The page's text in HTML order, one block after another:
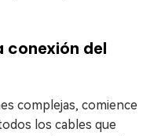
conexión del
complejas, comience
los cables que